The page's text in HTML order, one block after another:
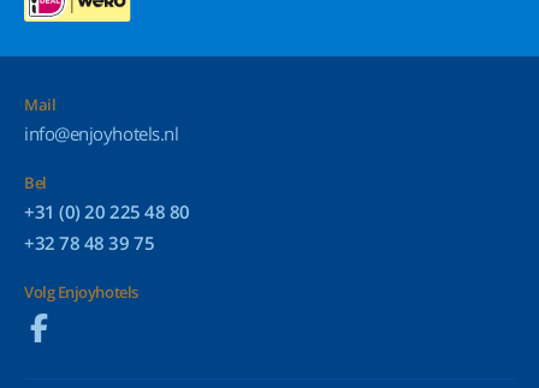
Mail
info@enjoyhotels.nl
Bel
+31 (0) 20 225 48 80
+32 78 48 39 75
Volg Enjoyhotels